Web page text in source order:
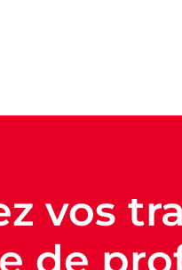
vos
de